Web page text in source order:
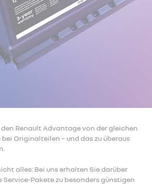
Renault Advantage von der gleichen
Originalteilen – und das zu überaus
alles: Bei uns erhalten Sie darüber
Pakete zu besonders günstigen